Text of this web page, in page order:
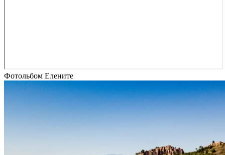
Фотольбом Елените